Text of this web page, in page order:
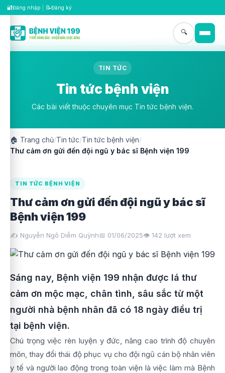
🔐Đăng nhập 📝Đăng ký
🔍
TIN TỨC
Tin tức bệnh viện
Các bài viết thuộc chuyên mục Tin tức bệnh viện.
🏠 Trang chủ/Tin tức/Tin tức bệnh viện/
Thư cảm ơn gửi đến đội ngũ y bác sĩ Bệnh viện 199
TIN TỨC BỆNH VIỆN
Thư cảm ơn gửi đến đội ngũ y bác sĩ
Bệnh viện 199
✍️ Nguyễn Ngô Diễm Quỳnh📅 01/06/2025👁️ 142 lượt xem
Sáng nay, Bệnh viện 199 nhận được lá thư
cảm ơn mộc mạc, chân tình, sâu sắc từ một
người nhà bệnh nhân đã có 18 ngày điều trị
tại bệnh viện.
Chú trọng việc rèn luyện y đức, nâng cao trình độ chuyên
môn, thay đổi thái độ phục vụ cho đội ngũ cán bộ nhân viên
y tế và người lao động trong toàn viện là việc làm mà Bệnh